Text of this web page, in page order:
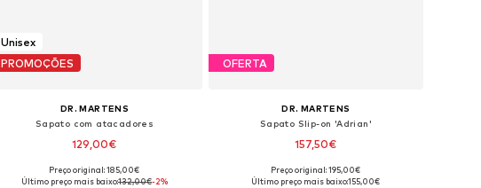
Unisex
PROMOÇÕES
DR. MARTENS
Sapato com atacadores
129,00€
Disponível em vários tamanhos
Preço original: 185,00€
Último preço mais baixo:132,00€-2%
OFERTA
DR. MARTENS
Sapato Slip-on 'Adrian'
157,50€
Disponível em vários tamanhos
Preço original: 195,00€
Último preço mais baixo:155,00€